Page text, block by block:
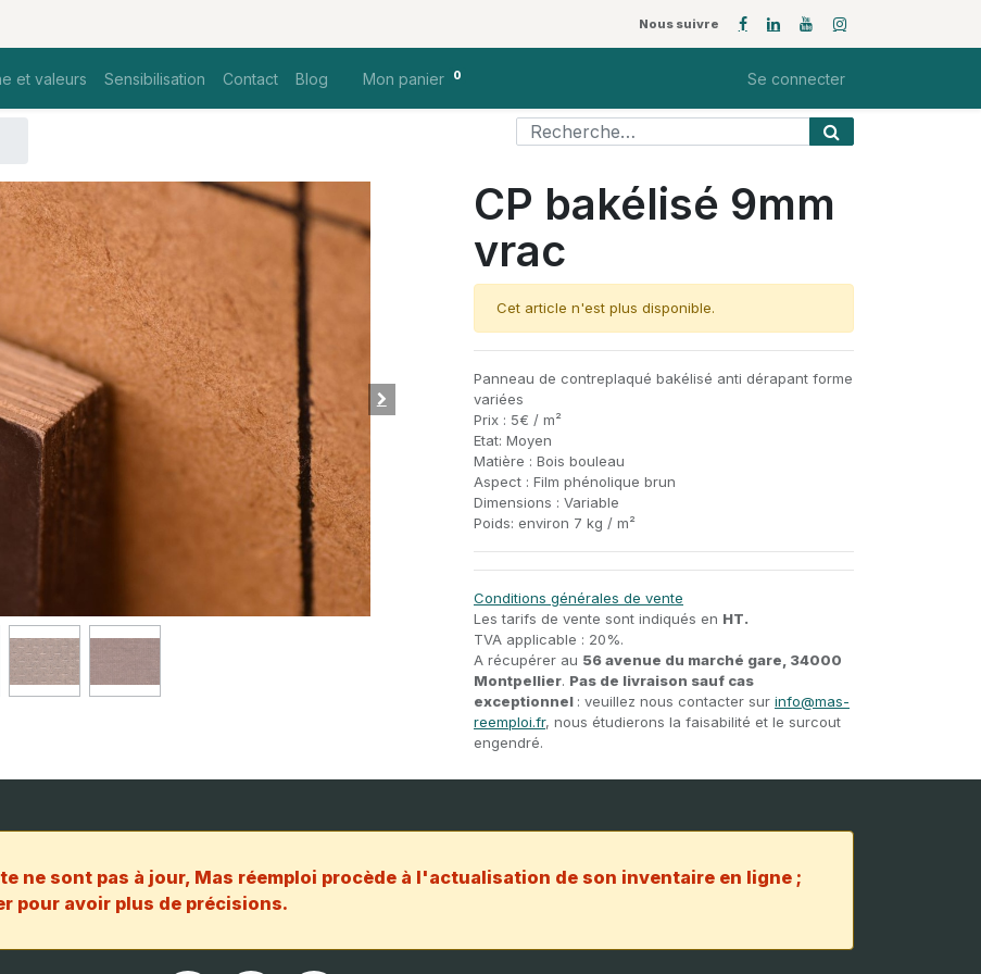
Nous suivre
et valeurs Sensibilisation Contact Blog Mon panier 0 Se connecter
CP bakélisé 9mm
vrac
Cet article n'est plus disponible.
Panneau de contreplaqué bakélisé anti dérapant forme
variées
Prix : 5€ / m²
Etat: Moyen
Matière : Bois bouleau
Aspect : Film phénolique brun
Dimensions : Variable
Poids: environ 7 kg / m²
Conditions générales de vente
Les tarifs de vente sont indiqués en HT.
TVA applicable : 20%.
A récupérer au 56 avenue du marché gare, 34000
Montpellier. Pas de livraison sauf cas
exceptionnel : veuillez nous contacter sur info@mas-
reemploi.fr, nous étudierons la faisabilité et le surcout
engendré.
ne sont pas à jour, Mas réemploi procède à l'actualisation de son inventaire en ligne ;
pour avoir plus de précisions.